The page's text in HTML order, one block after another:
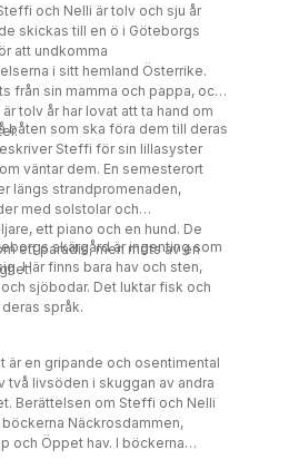
och Nelli är tolv och sju år
skickas till en ö i Göteborgs
att undkomma
i sitt hemland Österrike.
från sin mamma och pappa, och
tolv år har lovat att ta hand om
båten som ska föra dem till deras
Steffi för sin lillasyster
väntar dem. En semesterort
längs strandpromenaden,
med solstolar och
ett piano och en hund. De
ett paradis, men möts av en
skärgård är ingenting som
Här finns bara hav och sten,
sjöbodar. Det luktar fisk och
språk.
är en gripande och osentimental
två livsöden i skuggan av andra
Berättelsen om Steffi och Nelli
Näckrosdammen,
och Öppet hav. I böckerna